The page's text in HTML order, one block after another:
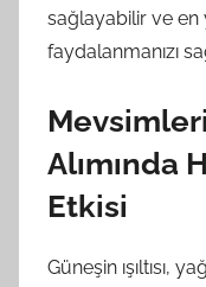
sağlayabilir ve en
faydalanmanızı
Alımında
Etkisi
Güneşin ışıltısı,